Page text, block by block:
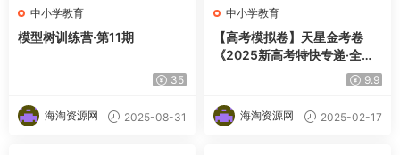
中小学教育
模型树训练营·第11期
35
海淘资源网 2025-08-31
中小学教育
【高考模拟卷】天星金考卷
《2025新高考特快专递·全九
科 (第四期)》震撼来袭！
9.9
海淘资源网 2025-02-17